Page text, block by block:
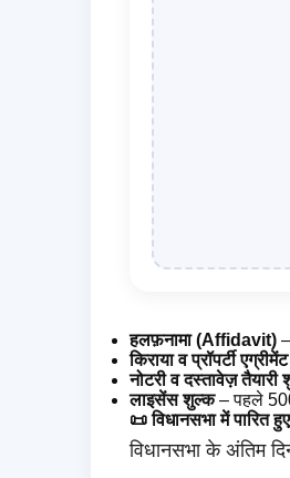
हलफ़नामा (Affidavit)
किराया व प्रॉपर्टी एग्रीमेंट
नोटरी व दस्तावेज़ तैयारी
लाइसेंस शुल्क– पहले
📜 विधानसभा में पारित
विधानसभा के अंतिम